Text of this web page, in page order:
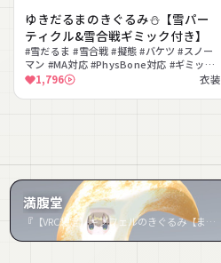
ゆきだるまのきぐるみ⛄【雪パー
ティクル&雪合戦ギミック付き】
#雪だるま #雪合戦 #擬態 #バケツ #スノー
マン #MA対応 #PhysBone対応 #ギミック
#パーティクル
1,796 衣装
満腹堂
『【VRC想定】キプフェルのきぐるみ【まめふれんず対応】』など4件